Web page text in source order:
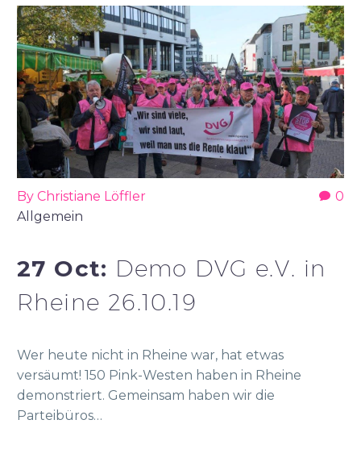
0
By Christiane Löffler
Allgemein
27 Oct: Demo DVG e.V. in
Rheine 26.10.19
Wer heute nicht in Rheine war, hat etwas
versäumt! 150 Pink-Westen haben in Rheine
demonstriert. Gemeinsam haben wir die
Parteibüros…